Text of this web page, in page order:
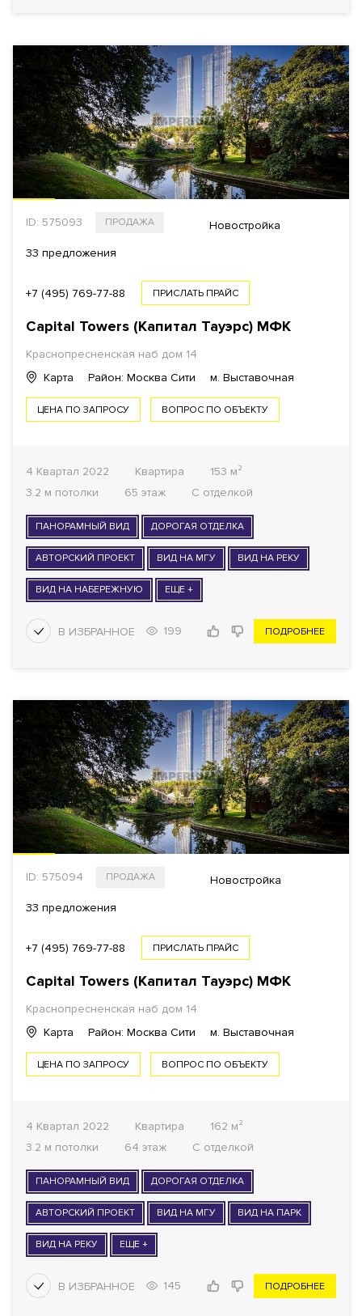
ID: 575093 ПРОДАЖА Новостройка
33 предложения
+7 (495) 769-77-88 ПРИСЛАТЬ ПРАЙС
Capital Towers (Капитал Тауэрс) МФК
Краснопресненская наб дом 14
Карта
Район: Москва Сити м. Выставочная
ЦЕНА ПО ЗАПРОСУ ВОПРОС ПО ОБЪЕКТУ
4 Квартал 2022 Квартира
153 м²
3.2 м потолки
65 этаж С отделкой
ПАНОРАМНЫЙ ВИД ДОРОГАЯ ОТДЕЛКА
АВТОРСКИЙ ПРОЕКТ ВИД НА МГУ ВИД НА РЕКУ
ВИД НА НАБЕРЕЖНУЮ ЕЩЕ +
199 ПОДРОБНЕЕ
ID: 575094 ПРОДАЖА Новостройка
33 предложения
+7 (495) 769-77-88 ПРИСЛАТЬ ПРАЙС
Capital Towers (Капитал Тауэрс) МФК
Краснопресненская наб дом 14
Карта
Район: Москва Сити м. Выставочная
ЦЕНА ПО ЗАПРОСУ ВОПРОС ПО ОБЪЕКТУ
4 Квартал 2022 Квартира
162 м²
3.2 м потолки
64 этаж С отделкой
ПАНОРАМНЫЙ ВИД ДОРОГАЯ ОТДЕЛКА
АВТОРСКИЙ ПРОЕКТ ВИД НА МГУ ВИД НА ПАРК
ВИД НА РЕКУ ЕЩЕ +
145 ПОДРОБНЕЕ